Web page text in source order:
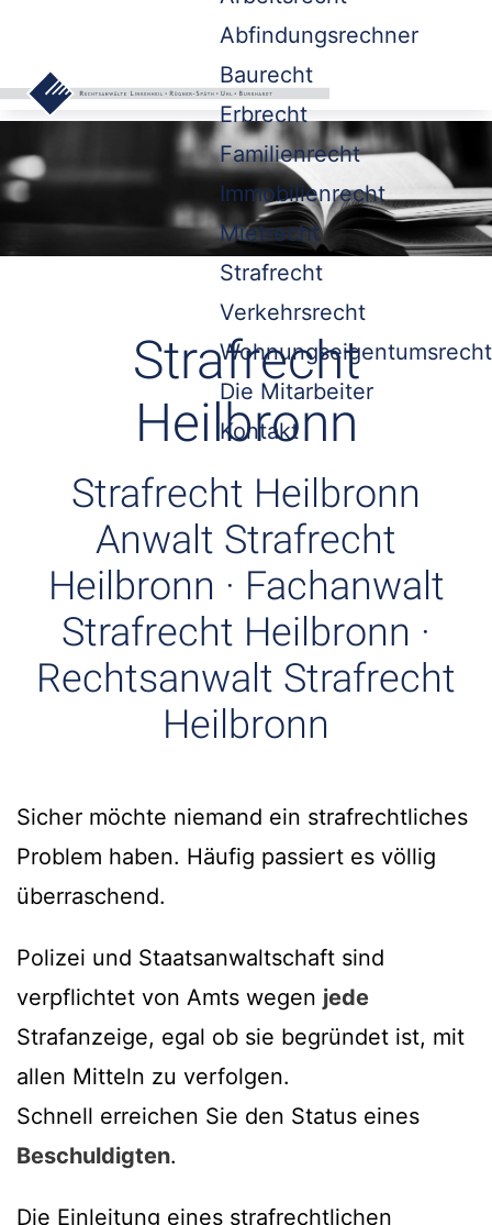
Abfindungsrechner
Baurecht
Erbrecht
Familienrecht
Immobilienrecht
Mietrecht
Strafrecht
Verkehrsrecht
Wohnungseigentumsrecht
Die Mitarbeiter
Kontakt
Strafrecht
Heilbronn
Strafrecht Heilbronn
Anwalt Strafrecht
Heilbronn · Fachanwalt
Strafrecht Heilbronn ·
Rechtsanwalt Strafrecht
Heilbronn
Sicher möchte niemand ein strafrechtliches
Problem haben. Häufig passiert es völlig
überraschend.
Polizei und Staatsanwaltschaft sind
verpflichtet von Amts wegen jede
Strafanzeige, egal ob sie begründet ist, mit
allen Mitteln zu verfolgen.
Schnell erreichen Sie den Status eines
Beschuldigten.
Die Einleitung eines strafrechtlichen